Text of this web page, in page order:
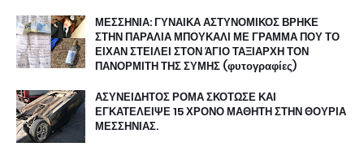
ΜΕΣΣΗΝΙΑ: ΓΥΝΑΙΚΑ ΑΣΤΥΝΟΜΙΚΟΣ ΒΡΗΚΕ
ΣΤΗΝ ΠΑΡΑΛΙΑ ΜΠΟΥΚΑΛΙ ΜΕ ΓΡΑΜΜΑ ΠΟΥ ΤΟ
ΕΙΧΑΝ ΣΤΕΙΛΕΙ ΣΤΟΝ ΆΓΙΟ ΤΑΞΙΑΡΧΗ ΤΟΝ
ΠΑΝΟΡΜΙΤΗ ΤΗΣ ΣΥΜΗΣ (φυτογραφίες)
ΑΣΥΝΕΙΔΗΤΟΣ ΡΟΜΑ ΣΚΟΤΩΣΕ ΚΑΙ
ΕΓΚΑΤΕΛΕΙΨΕ 15 ΧΡΟΝΟ ΜΑΘΗΤΗ ΣΤΗΝ ΘΟΥΡΙΑ
ΜΕΣΣΗΝΙΑΣ.